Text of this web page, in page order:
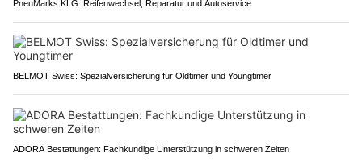
PneuMarks KLG: Reifenwechsel, Reparatur und Autoservice
BELMOT Swiss: Spezialversicherung für Oldtimer und Youngtimer
ADORA Bestattungen: Fachkundige Unterstützung in schweren Zeiten